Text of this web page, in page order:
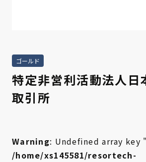
ゴールド
特定非営利活動法人日
取引所
Warning: Undefined array key
/home/xs145581/resortech-